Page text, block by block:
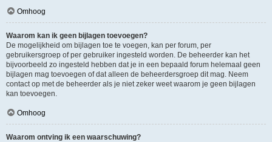
Omhoog
Waarom kan ik geen bijlagen toevoegen?
De mogelijkheid om bijlagen toe te voegen, kan per forum, per
gebruikersgroep of per gebruiker ingesteld worden. De beheerder kan het
bijvoorbeeld zo ingesteld hebben dat je in een bepaald forum helemaal geen
bijlagen mag toevoegen of dat alleen de beheerdersgroep dit mag. Neem
contact op met de beheerder als je niet zeker weet waarom je geen bijlagen
kan toevoegen.
Omhoog
Waarom ontving ik een waarschuwing?